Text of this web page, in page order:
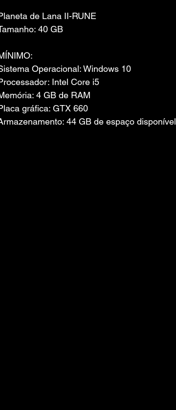
de Lana II-RUNE
40 GB
Operacional: Windows 10
Intel Core i5
4 GB de RAM
gráfica: GTX 660
44 GB de espaço disponível